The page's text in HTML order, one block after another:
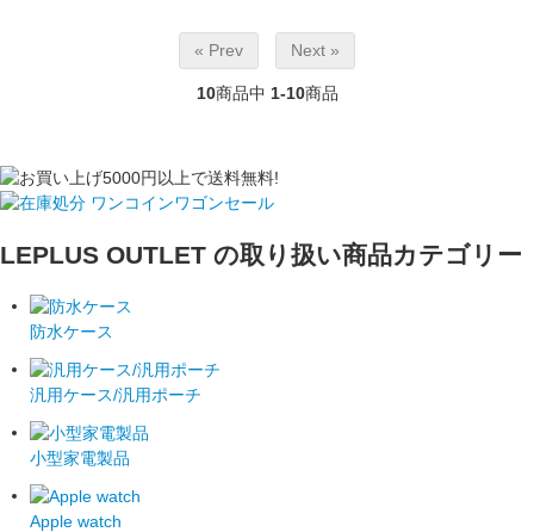
« Prev Next »
10商品中 1-10商品
LEPLUS OUTLET の取り扱い商品カテゴリー
防水ケース
汎用ケース/汎用ポーチ
小型家電製品
Apple watch